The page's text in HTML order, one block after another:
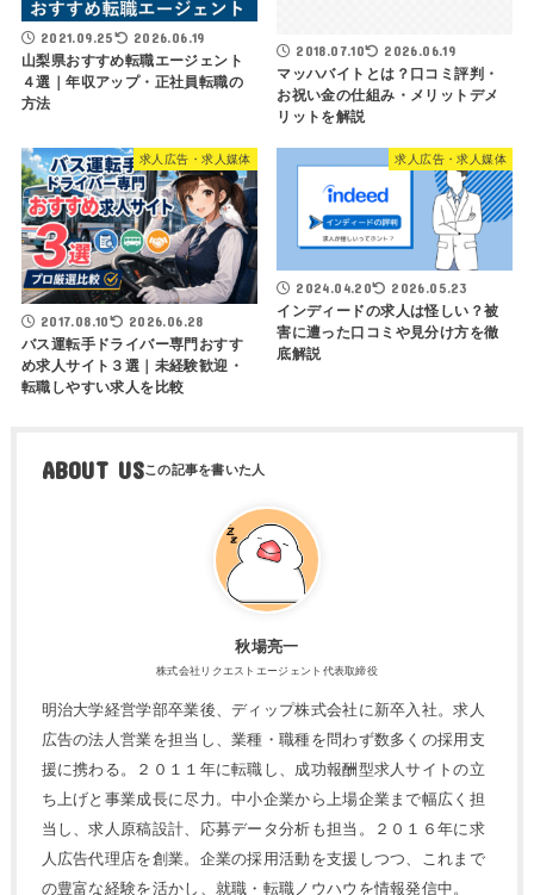
2021.09.25 2026.06.19
山梨県おすすめ転職エージェント
４選｜年収アップ・正社員転職の
方法
2018.07.10 2026.06.19
マッハバイトとは？口コミ評判・
お祝い金の仕組み・メリットデメ
リットを解説
求人広告・求人媒体
2017.08.10 2026.06.28
バス運転手ドライバー専門おすす
め求人サイト３選｜未経験歓迎・
転職しやすい求人を比較
求人広告・求人媒体
2024.04.20 2026.05.23
インディードの求人は怪しい？被
害に遭った口コミや見分け方を徹
底解説
ABOUT US
秋場亮一
株式会社リクエストエージェント代表取締役
明治大学経営学部卒業後、ディップ株式会社に新卒入社。求人
広告の法人営業を担当し、業種・職種を問わず数多くの採用支
援に携わる。２０１１年に転職し、成功報酬型求人サイトの立
ち上げと事業成長に尽力。中小企業から上場企業まで幅広く担
当し、求人原稿設計、応募データ分析も担当。２０１６年に求
人広告代理店を創業。企業の採用活動を支援しつつ、これまで
の豊富な経験を活かし、就職・転職ノウハウを情報発信中。